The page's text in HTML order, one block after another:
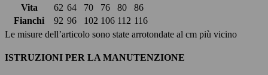
Vita
62 64 70 76 80
86
Fianchi
92 96 102 106 112 116
Le misure dell’articolo sono state arrotondate al cm più vicino
ISTRUZIONI PER LA MANUTENZIONE